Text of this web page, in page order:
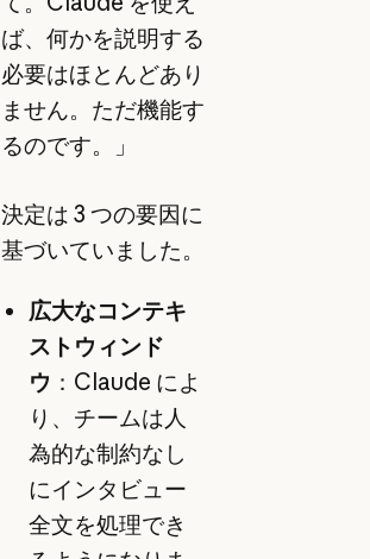
ば、何かを説明する
必要はほとんどあり
ません。ただ機能す
るのです。」
決定は 3 つの要因に
基づいていました。
広大なコンテキ
ストウィンド
ウ ：Claude によ
り、チームは人
為的な制約なし
にインタビュー
全文を処理でき